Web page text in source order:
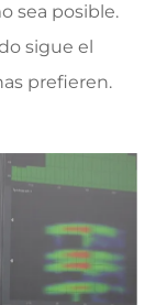
sea posible.
sigue el
prefieren.